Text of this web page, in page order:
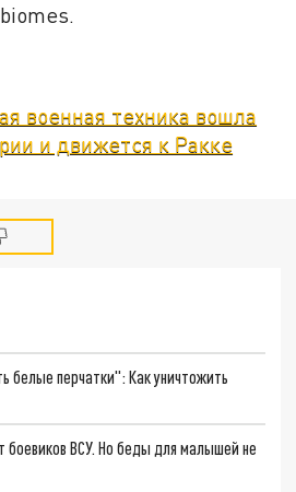
военная техника вошла
и движется к Ракке
белые перчатки": Как уничтожить
боевиков ВСУ. Но беды для малышей не